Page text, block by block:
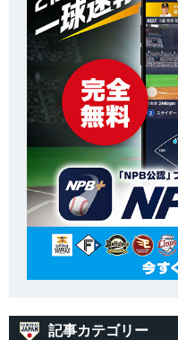
記事カテゴリー